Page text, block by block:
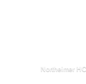
Northeimer